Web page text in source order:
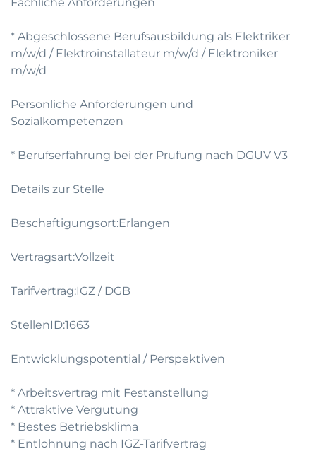
* Abgeschlossene Berufsausbildung als Elektriker
m/w/d / Elektroinstallateur m/w/d / Elektroniker
m/w/d
Personliche Anforderungen und
Sozialkompetenzen
* Berufserfahrung bei der Prufung nach DGUV V3
Details zur Stelle
Beschaftigungsort:Erlangen
Vertragsart:Vollzeit
Tarifvertrag:IGZ / DGB
StellenID:1663
Entwicklungspotential / Perspektiven
* Arbeitsvertrag mit Festanstellung
* Attraktive Vergutung
* Bestes Betriebsklima
* Entlohnung nach IGZ-Tarifvertrag